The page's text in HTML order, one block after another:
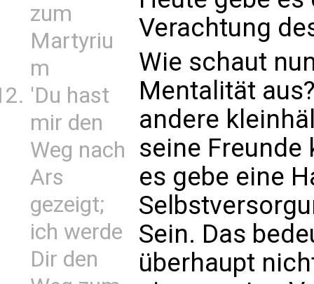
zum
Martyriu
m
'Du hast
mir den
Weg nach
Ars
gezeigt;
ich werde
Dir den
Verachtung
Wie schaut
Mentalität
andere
seine Freunde
es gebe eine
Sein. Das
überhaupt